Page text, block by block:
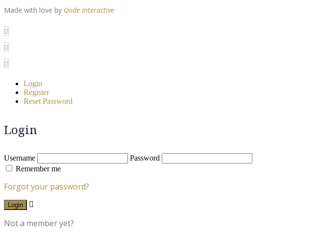
Made with love by Qode Interactive
Login
Register
Reset Password
Login
Username
Password
Remember me
Forgot your password?
Login
Not a member yet?